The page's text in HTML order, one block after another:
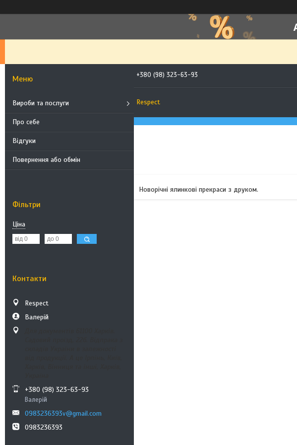
Вироби та послуги
Про себе
Відгуки
Повернення або обмін
Фільтри
Ціна
Контакти
Respect
Валерій
+380 (98) 323-63-93
Валерій
0983236393v@gmail.com
0983236393
+380 (98) 323-63-93
Respect
Новорічні ялинкові прекраси з друком.